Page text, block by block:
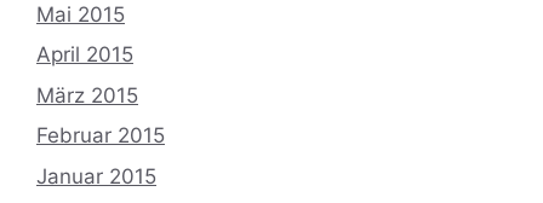
Mai 2015
April 2015
März 2015
Februar 2015
Januar 2015